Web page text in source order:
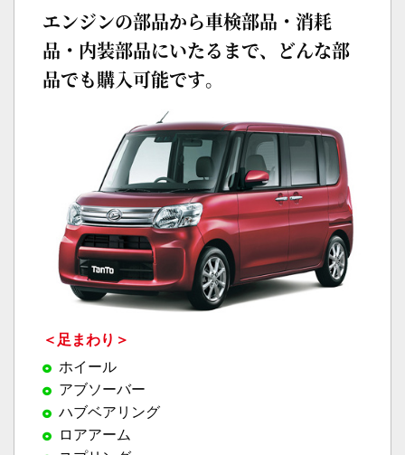
エンジンの部品から車検部品・消耗
品・内装部品にいたるまで、どんな部
品でも購入可能です。
＜足まわり＞
ホイール
アブソーバー
ハブベアリング
ロアアーム